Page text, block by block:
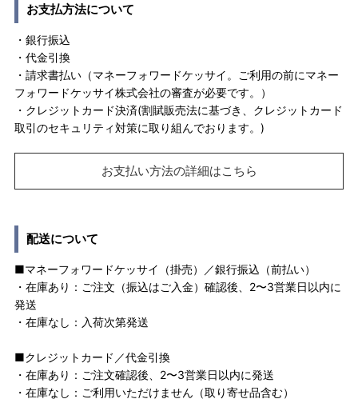
お支払方法について
・銀行振込
・代金引換
・請求書払い（マネーフォワードケッサイ。ご利用の前にマネー
フォワードケッサイ株式会社の審査が必要です。）
・クレジットカード決済(割賦販売法に基づき、クレジットカード
取引のセキュリティ対策に取り組んでおります。)
お支払い方法の詳細はこちら
配送について
■マネーフォワードケッサイ（掛売）／銀行振込（前払い）
・在庫あり：ご注文（振込はご入金）確認後、2〜3営業日以内に
発送
・在庫なし：入荷次第発送
■クレジットカード／代金引換
・在庫あり：ご注文確認後、2〜3営業日以内に発送
・在庫なし：ご利用いただけません（取り寄せ品含む）